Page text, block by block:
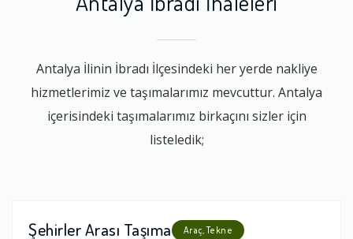
Antalya İlinin İbradı İlçesindeki her yerde nakliye
hizmetlerimiz ve taşımalarımız mevcuttur. Antalya
içerisindeki taşımalarımız birkaçını sizler için
listeledik;
Şehirler Arası Taşıma Araç, Tekne